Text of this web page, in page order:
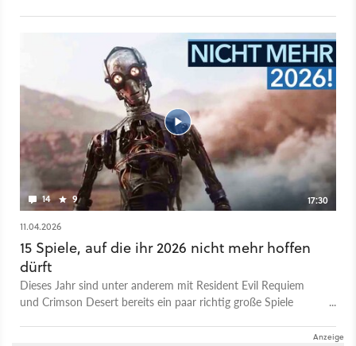
mit seiner wichtigsten Marke vor und genau deswegen schaue
ich mit euch zusammen mal genauer hin. Welche Assassin's
Creed-Spiele stehen noch an? Welche erscheinen nicht mehr?
Genau diese Fragen kläre ich in diesem Video! 00:00 - Intro
00:44 - Assassin's Creed: Codename Hexe 04:01 - Assassin's
Creed Jade 05:04 - Assassin's Creed: Codename Invictus
07:10 - Gerüchteküche 08:45 - Assassin's Creed Black Flag
Resynced
14 9
17:30
11.04.2026
15 Spiele, auf die ihr 2026 nicht mehr hoffen
dürft
Dieses Jahr sind unter anderem mit Resident Evil Requiem
und Crimson Desert bereits ein paar richtig große Spiele
an. Egal ob Grand Theft Auto 6, Fable, Forza Horizon 6 - 2026